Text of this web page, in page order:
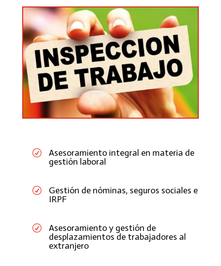
R
Asesoramiento integral en materia de
gestión laboral
R
Gestión de nóminas, seguros sociales e
IRPF
R
Asesoramiento y gestión de
desplazamientos de trabajadores al
extranjero